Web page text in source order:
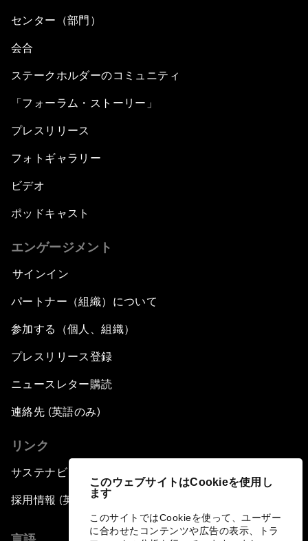
このウェブサイトはCookieを使用し
ます
このサイトではCookieを使って、ユーザー
に合わせたコンテンツや広告の表示、トラ
センター（部門）
会合
ステークホルダーのコミュニティ
「フォーラム・ストーリー」
プレスリリース
フォトギャラリー
ビデオ
ポッドキャスト
エンゲージメント
サインイン
パートナー（組織）について
参加する（個人、組織）
プレスリリース登録
ニュースレター購読
連絡先 (英語のみ)
リンク
サステナビリティへの取り組み
採用情報 (英語のみ)